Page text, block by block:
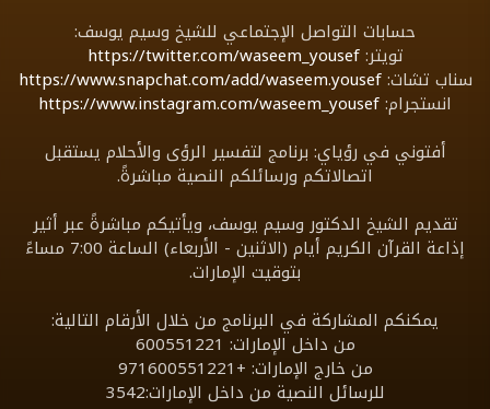
حسابات التواصل الإجتماعي للشيخ وسيم يوسف:
تويتر:https://twitter.com/waseem_yousef
سناب تشات:https://www.snapchat.com/add/waseem.yousef
انستجرام:https://www.instagram.com/waseem_yousef
أفتوني في رؤياي: برنامج لتفسير الرؤى والأحلام يستقبل
اتصالاتكم ورسائلكم النصية مباشرةً.
تقديم الشيخ الدكتور وسيم يوسف، ويأتيكم مباشرةً عبر أثير
إذاعة القرآن الكريم أيام (الاثنين - الأربعاء) الساعة 7:00 مساءً
بتوقيت الإمارات.
يمكنكم المشاركة في البرنامج من خلال الأرقام التالية:
من داخل الإمارات: 600551221
من خارج الإمارات: +971600551221
للرسائل النصية من داخل الإمارات:3542